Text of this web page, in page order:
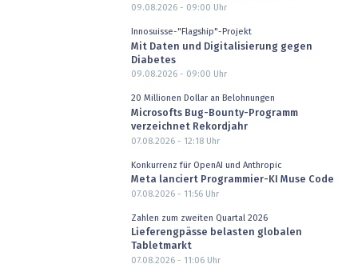
09.08.2026 - 09:00 Uhr
Innosuisse-"Flagship"-Projekt
Mit Daten und Digitalisierung gegen
Diabetes
09.08.2026 - 09:00 Uhr
20 Millionen Dollar an Belohnungen
Microsofts Bug-Bounty-Programm
verzeichnet Rekordjahr
07.08.2026 - 12:18Uhr
Konkurrenz für OpenAI und Anthropic
Meta lanciert Programmier-KI Muse Code
07.08.2026 - 11:56Uhr
Zahlen zum zweiten Quartal 2026
Lieferengpässe belasten globalen
Tabletmarkt
07.08.2026 - 11:06Uhr